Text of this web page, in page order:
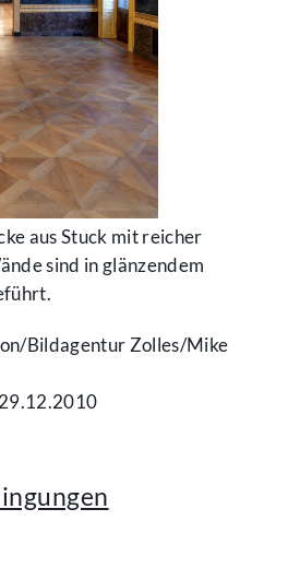
aus Stuck mit reicher
sind in glänzendem
​Bildagentur Zolles/​Mike